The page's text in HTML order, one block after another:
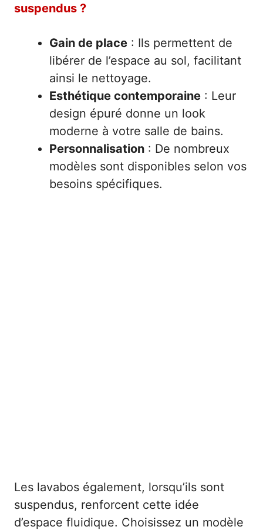
suspendus ?
Gain de place : Ils permettent de
libérer de l’espace au sol, facilitant
ainsi le nettoyage.
Esthétique contemporaine : Leur
design épuré donne un look
moderne à votre salle de bains.
Personnalisation : De nombreux
modèles sont disponibles selon vos
besoins spécifiques.
Les lavabos également, lorsqu’ils sont
suspendus, renforcent cette idée
d’espace fluidique. Choisissez un modèle